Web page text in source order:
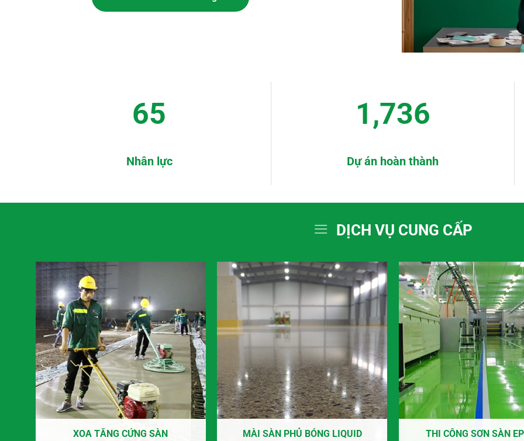
65
Nhân lực
1,750
Dự án hoàn thành
DỊCH VỤ CUNG CẤP
XOA TĂNG CỨNG SÀN MÀI SÀN PHỦ BÓNG LIQUID THI CÔNG SƠN SÀN